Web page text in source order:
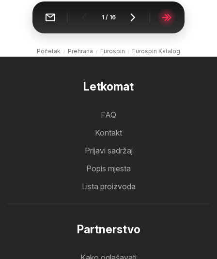
1/ 16
Početak Prehrana Eurospin Eurospin Katalog
Letkomat
FAQ
Kontakt
Prijavi sadržaj
Popis mjesta
Lista proizvoda
Partnerstvo